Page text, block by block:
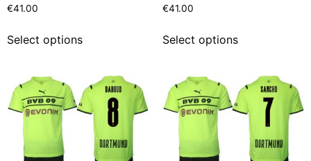
€41.00
Select options
€41.00
Select options